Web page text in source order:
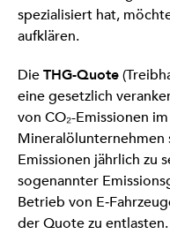
spezialisiert hat,
aufklären.
DieTHG-Quote
eine gesetzlich
von CO₂-Emissionen
Emissionen jährlich zu
sogenannter
Betrieb von
der Quote zu entlasten.